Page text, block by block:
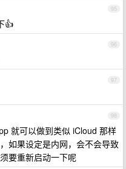
95
👍
96
97
98
就可以做到类似 iCloud 那样
如果设定是内网，会不会导致
要重新启动一下呢